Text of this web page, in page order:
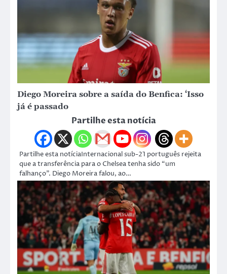
Diego Moreira sobre a saída do Benfica: ‘Isso
já é passado
Partilhe esta notícia
Partilhe esta notíciaInternacional sub-21 português rejeita
que a transferência para o Chelsea tenha sido “um
falhanço”. Diego Moreira falou, ao…